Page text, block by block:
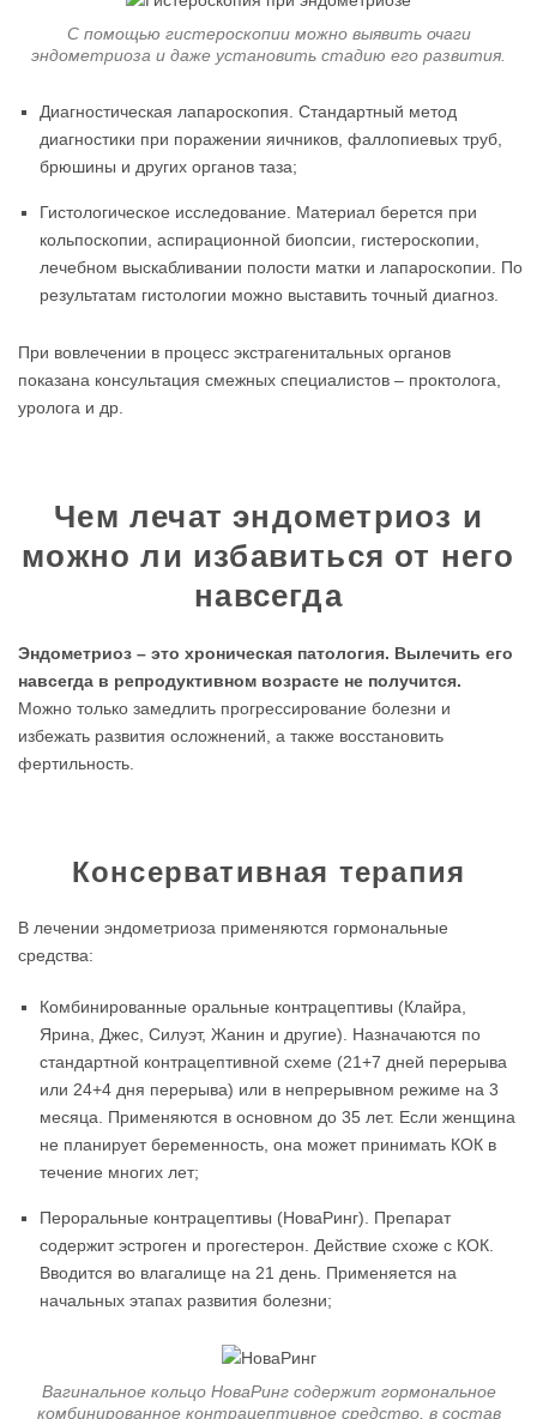
С помощью гистероскопии можно выявить очаги
эндометриоза и даже установить стадию его развития.
Диагностическая лапароскопия. Стандартный метод
диагностики при поражении яичников, фаллопиевых труб,
брюшины и других органов таза;
Гистологическое исследование. Материал берется при
кольпоскопии, аспирационной биопсии, гистероскопии,
лечебном выскабливании полости матки и лапароскопии. По
результатам гистологии можно выставить точный диагноз.
При вовлечении в процесс экстрагенитальных органов
показана консультация смежных специалистов – проктолога,
уролога и др.
Чем лечат эндометриоз и
можно ли избавиться от него
навсегда
Эндометриоз – это хроническая патология. Вылечить его
навсегда в репродуктивном возрасте не получится.
Можно только замедлить прогрессирование болезни и
избежать развития осложнений, а также восстановить
фертильность.
Консервативная терапия
В лечении эндометриоза применяются гормональные
средства:
Комбинированные оральные контрацептивы (Клайра,
Ярина, Джес, Силуэт, Жанин и другие). Назначаются по
стандартной контрацептивной схеме (21+7 дней перерыва
или 24+4 дня перерыва) или в непрерывном режиме на 3
месяца. Применяются в основном до 35 лет. Если женщина
не планирует беременность, она может принимать КОК в
течение многих лет;
Пероральные контрацептивы (НоваРинг). Препарат
содержит эстроген и прогестерон. Действие схоже с КОК.
Вводится во влагалище на 21 день. Применяется на
начальных этапах развития болезни;
Вагинальное кольцо НоваРинг содержит гормональное
комбинированное контрацептивное средство, в состав